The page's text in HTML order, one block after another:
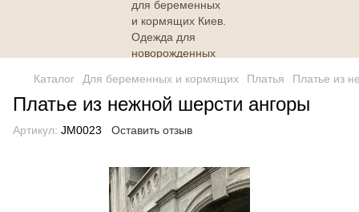
Каталог Для беременных и кормящих Платья Платье из
Платье из нежной шерсти ангоры
Артикул: JM0023 Оставить отзыв